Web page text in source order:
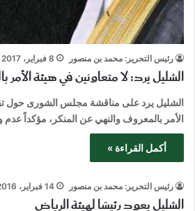
رئيس التحرير: محمد بن منصور 8 فبراير، 2017
الشليل يرد: لا متعاونين في هيئة
الشليل يرد على مناقشة مجلس الشورى حول
الأمر بالمعروف والنهي عن المنكر، مؤكداً عدم
أكمل القراءة »
رئيس التحرير: محمد بن منصور 14 فبراير، 2016
الشليل يعود رئيسًا لهيئة الرياض